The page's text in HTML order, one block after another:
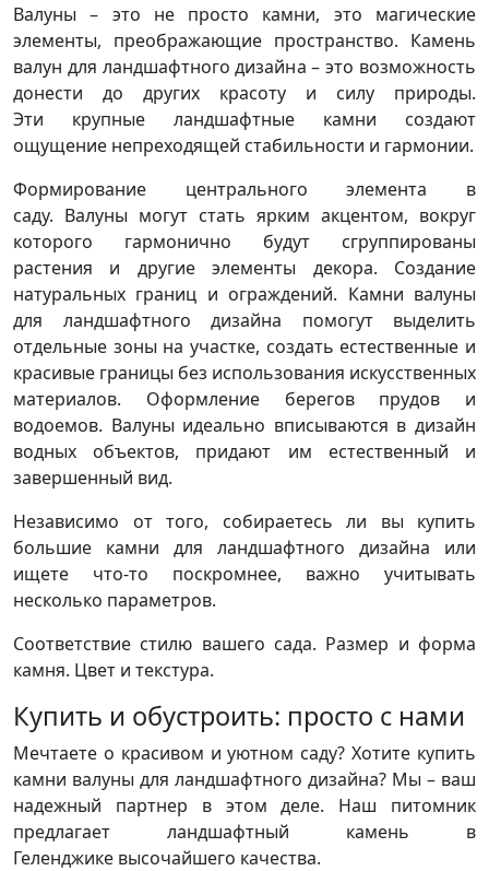
Валуны – это не просто камни, это магические
элементы, преображающие пространство. Камень
валун для ландшафтного дизайна – это возможность
донести до других красоту и силу природы.
Эти крупные ландшафтные камни создают
ощущение непреходящей стабильности и гармонии.
Формирование центрального элемента в
саду. Валуны могут стать ярким акцентом, вокруг
которого гармонично будут сгруппированы
растения и другие элементы декора. Создание
натуральных границ и ограждений. Камни валуны
для ландшафтного дизайна помогут выделить
отдельные зоны на участке, создать естественные и
красивые границы без использования искусственных
материалов. Оформление берегов прудов и
водоемов. Валуны идеально вписываются в дизайн
водных объектов, придают им естественный и
завершенный вид.
Независимо от того, собираетесь ли вы купить
большие камни для ландшафтного дизайна или
ищете что-то поскромнее, важно учитывать
несколько параметров.
Соответствие стилю вашего сада. Размер и форма
камня. Цвет и текстура.
Купить и обустроить: просто с нами
Мечтаете о красивом и уютном саду? Хотите купить
камни валуны для ландшафтного дизайна? Мы – ваш
надежный партнер в этом деле. Наш питомник
предлагает ландшафтный камень в
Геленджике высочайшего качества.